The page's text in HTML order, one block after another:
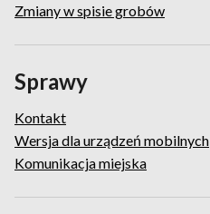
Zmiany w spisie grobów
Sprawy
Kontakt
Wersja dla urządzeń mobilnych
Komunikacja miejska